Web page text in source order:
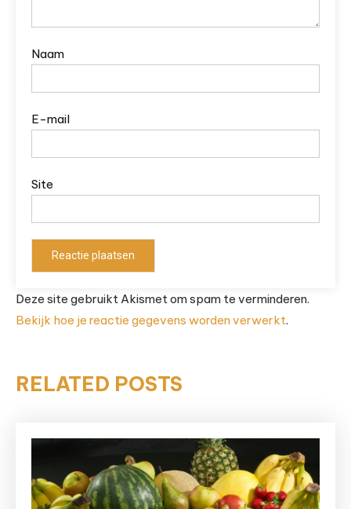
Naam
E-mail
Site
Deze site gebruikt Akismet om spam te verminderen.
Bekijk hoe je reactie gegevens worden verwerkt.
RELATED POSTS